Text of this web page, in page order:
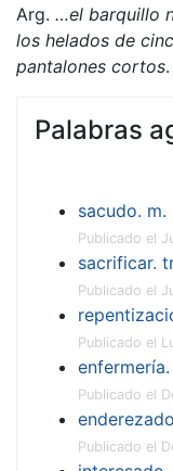
Arg. …el barquillo
los helados de
pantalones cortos
Palabras
sacudo. m.
Publicado el
sacrificar.
Publicado el
Publicado el
enfermería.
Publicado el
Publicado el